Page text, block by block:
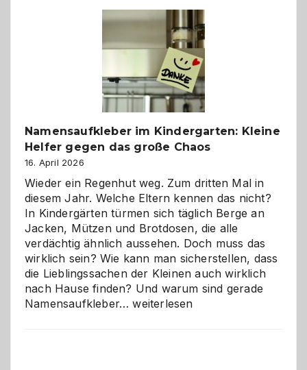
wann
ist
eine
Hundepension
die
richtige
Namensaufkleber im Kindergarten: Kleine
Helfer gegen das große Chaos
16. April 2026
Wieder ein Regenhut weg. Zum dritten Mal in
diesem Jahr. Welche Eltern kennen das nicht?
In Kindergärten türmen sich täglich Berge an
Jacken, Mützen und Brotdosen, die alle
verdächtig ähnlich aussehen. Doch muss das
wirklich sein? Wie kann man sicherstellen, dass
die Lieblingssachen der Kleinen auch wirklich
nach Hause finden? Und warum sind gerade
Namensaufkleber…Namensaufkleber
weiterlesen